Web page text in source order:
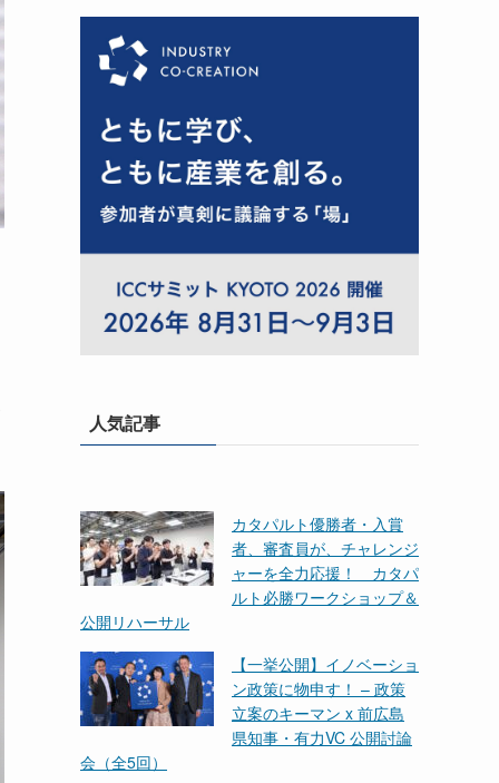
人気記事
カタパルト優勝者・入賞
者、審査員が、チャレンジ
ャーを全力応援！ カタパ
ルト必勝ワークショップ＆
公開リハーサル
【一挙公開】イノベーショ
ン政策に物申す！ – 政策
立案のキーマン x 前広島
県知事・有力VC 公開討論
会（全5回）